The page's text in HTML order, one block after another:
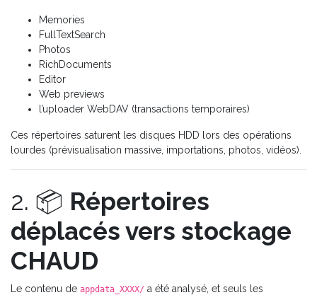
Memories
FullTextSearch
Photos
RichDocuments
Editor
Web previews
l’uploader WebDAV (transactions temporaires)
Ces répertoires saturent les disques HDD lors des opérations
lourdes (prévisualisation massive, importations, photos, vidéos).
2. 📦 Répertoires
déplacés vers stockage
CHAUD
Le contenu de appdata_XXXX/ a été analysé, et seuls les